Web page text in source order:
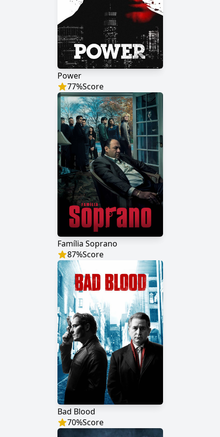
Power
77%Score
Família Soprano
87%Score
Bad Blood
70%Score